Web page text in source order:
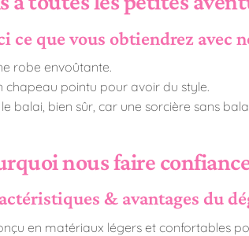
ce que vous obtiendrez avec
robe envoûtante.
chapeau pointu pour avoir du style.
le balai, bien sûr, car une sorcière sans
nous faire
& avantages du
en matériaux légers et confortables